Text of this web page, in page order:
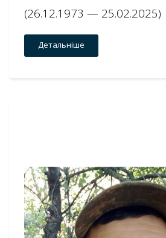
(26.12.1973 — 25.02.2025)
Детальніше